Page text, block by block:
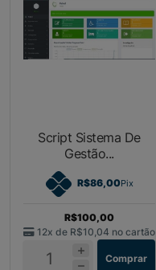
Script Sistema De
Gestão...
R$86,00Pix
R$100,00
12x de R$10,04 no cartão
Comprar